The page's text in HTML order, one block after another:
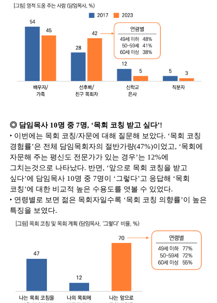
◎ 담임목사 10명 중 7명, ‘목회 코칭 받고 싶다’!
‣ 이번에는 목회 코칭/자문에 대해 질문해 보았다. ‘목회 코칭
경험률’은 전체 담임목회자의 절반가량(47%)이었고, ‘목회에
자문해 주는 평신도 전문가가 있는 경우’는 12%에
그치는것으로 나타났다. 반면, ‘앞으로 목회 코칭을 받고
싶다’에 담임목사 10명 중 7명이 ‘그렇다’고 응답해 ‘목회
코칭’에 대한 비교적 높은 수용도를 엿볼 수 있었다.
‣ 연령별로 보면 젊은 목회자일수록 ‘목회 코칭 의향률’이 높은
특징을 보였다.